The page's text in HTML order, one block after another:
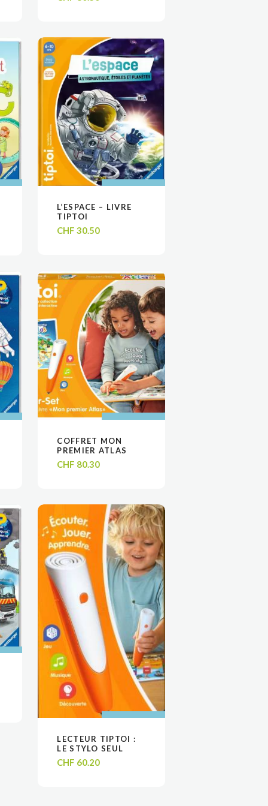
VOIR
VOIR
L’ESPACE – LIVRE
TIPTOI
CHF 30.50
VOIR
VOIR
PANIER
PANIER
COFFRET MON
PREMIER ATLAS
CHF 80.30
VOIR
VOIR
LECTEUR TIPTOI :
LE STYLO SEUL
CHF 60.20